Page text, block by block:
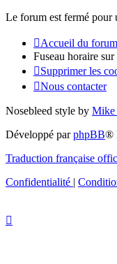
Le forum est fermé pour
Accueil du forum
Fuseau horaire sur
Supprimer les
Nous contacter
Nosebleed style by Mike
Développé parphpBB®
Traduction française
Confidentialité |